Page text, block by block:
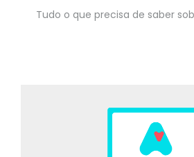
Tudo o que precisa de saber